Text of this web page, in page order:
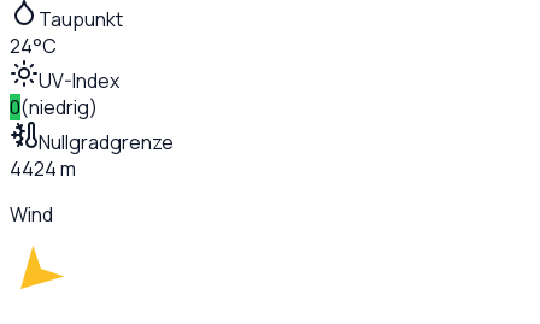
Taupunkt
24°C
UV-Index
0(niedrig)
Nullgradgrenze
4424 m
Wind